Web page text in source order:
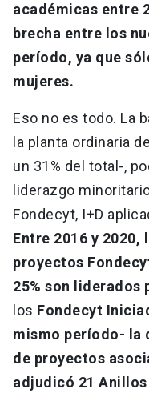
académicas entre
brecha entre los
período, ya que
mujeres.
Eso no es todo. La
la planta ordinaria
un 31% del total-,
liderazgo
Fondecyt, I+D
Entre 2016 y 2020,
proyectos
25% son liderados
los Fondecyt
mismo período- la
de proyectos
adjudicó 21